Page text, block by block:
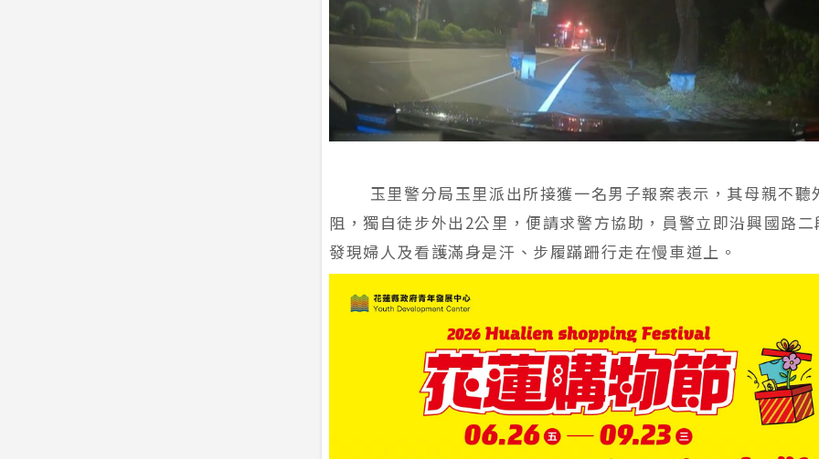
玉里警分局玉里派出所接獲一名男子報案表示，其母親不聽
阻，獨自徒步外出2公里，便請求警方協助，員警立即沿興國路
發現婦人及看護滿身是汗、步履蹣跚行走在慢車道上。